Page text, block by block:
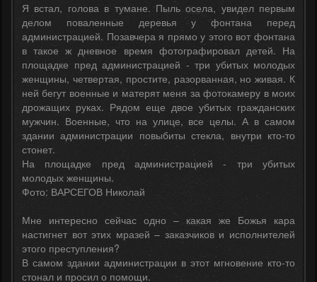
Я встал, голова в тумане. Пыль осела, увидел первым
делом поваленные деревья у фонтана перед
администрацией. Позавчера я прямо у этого вот фонтана
в такое ж дневное время фотографировал детей. На
площадке пред администрацией - три убитых молодых
женщины, четвертая, простите, разорванная, но живая. К
ней бегут военные и матерят меня за фотокамеру в моих
дрожащих руках. Рядом еще двое убитых гражданских
мужчин. Военные, что на улице, все целы. А в самом
здании администрации повыбиты стекла, внутри кто-то
стонет.
На площадке пред администрацией - три убитых
молодых женщины.
Фото: ВАРСЕГОВ Николай
Мне интересно сейчас одно – какая же Божья кара
настигнет вот этих мразей – заказчиков и исполнителей
этого преступления?
В самом здании администрации в этот мгновение кто-то
стонал и просил о помощи.